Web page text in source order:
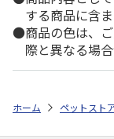
する商品に含
商品の色は、
際と異なる場合
ホーム ペットスト